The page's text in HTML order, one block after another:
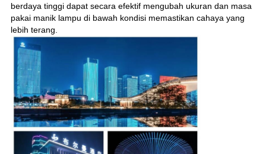
berdaya tinggi dapat secara efektif mengubah ukuran dan masa
pakai manik lampu di bawah kondisi memastikan cahaya yang
lebih terang.